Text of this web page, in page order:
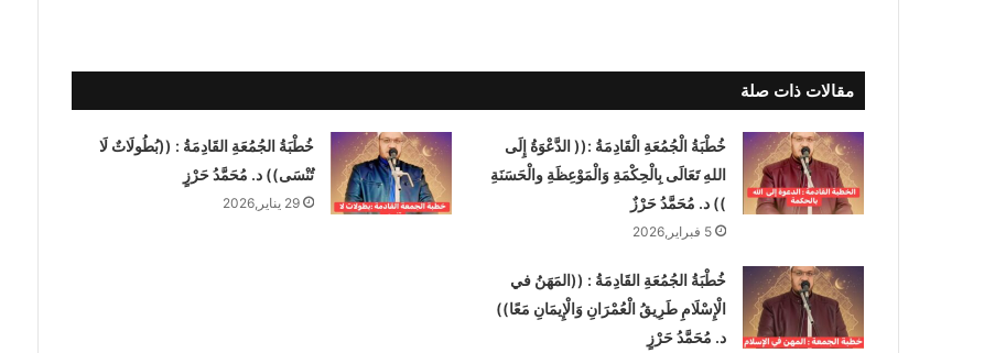
مقالات ذات صلة
خُطْبَةُ الْجُمُعَةِ الْقَادِمَةُ :(( الدَّعْوَةُ إِلَى
اللهِ تَعَالَى بِالْحِكْمَةِ وَالْمَوْعِظَةِ والْحَسَنَةِ
)) د. مُحَمَّدُ حَرْزٌ
5 فبراير,2026
خُطْبَةُ الجُمُعَةِ القَادِمَةُ : ((بُطُولَاتٌ لَا
تُنْسَى)) د. مُحَمَّدُ حَرْزٍ
29 يناير,2026
خُطْبَةُ الجُمُعَةِ القَادِمَةُ : ((المَهَنُ في
الْإِسْلَامِ طَرِيقُ الْعُمْرَانِ وَالْإِيمَانِ مَعًا))
د. مُحَمَّدُ حَرْزٍ